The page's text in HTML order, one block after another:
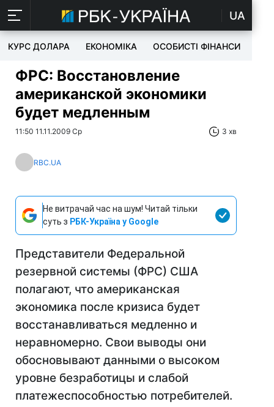
UA
КУРС ДОЛАРА ЕКОНОМІКА ОСОБИСТІ ФІНАНСИ
ФРС: Восстановление
американской экономики
будет медленным
11:50 11.11.2009 Ср 3 хв
RBC.UA
Не витрачай час на шум! Читай тільки
суть з РБК-Україна у Google
Представители Федеральной
резервной системы (ФРС) США
полагают, что американская
экономика после кризиса будет
восстанавливаться медленно и
неравномерно. Свои выводы они
обосновывают данными о высоком
уровне безработицы и слабой
платежеспособностью потребителей.